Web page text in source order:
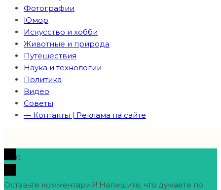
Фотографии
Юмор
Искусство и хобби
Животные и природа
Путешествия
Наука и технологии
Политика
Видео
Советы
— Контакты | Реклама на сайте
0
Оставьте комментарий! Напишите, что думаете по